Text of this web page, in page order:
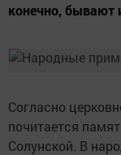
конечно, бывают
Согласно
почитается
Солунской. В